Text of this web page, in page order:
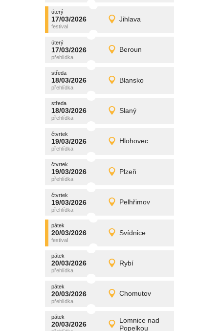
úterý
17/03/2026 Jihlava
úterý
17/03/2026 Detail
promítání
úterý
17/03/2026 Beroun
úterý
17/03/2026 Detail
promítání
středa
18/03/2026 Blansko
středa
18/03/2026 Detail
promítání
středa
18/03/2026 Slaný
středa
18/03/2026 Detail
promítání
čtvrtek
19/03/2026 Hlohovec
čtvrtek
19/03/2026 Detail
promítání
čtvrtek
19/03/2026 Plzeň
čtvrtek
19/03/2026 Detail
promítání
čtvrtek
19/03/2026 Pelhřimov
čtvrtek
19/03/2026 Detail
promítání
pátek
20/03/2026 Svídnice
pátek
20/03/2026 Detail
promítání
pátek
20/03/2026 Rybí
pátek
20/03/2026 Detail
promítání
pátek
20/03/2026 Chomutov
pátek
20/03/2026 Detail
promítání
pátek
20/03/2026
Lomnice nad
Popelkou
20/03/2026 promítání